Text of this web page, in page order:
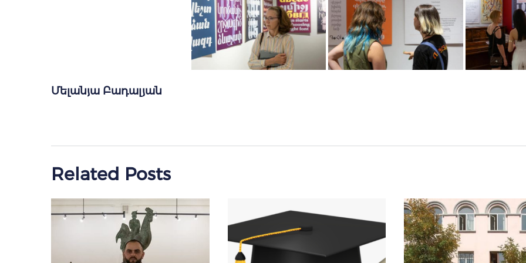
Մելանյա Բադալյան
Related Posts